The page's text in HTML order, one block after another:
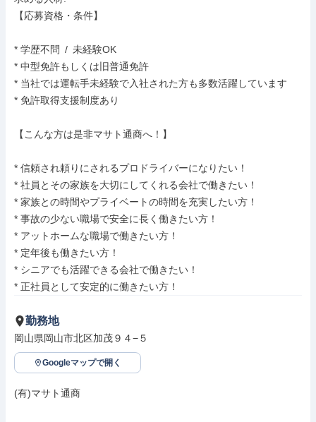
【応募資格・条件】
* 学歴不問 / 未経験OK
* 中型免許もしくは旧普通免許
* 当社では運転手未経験で入社された方も多数活躍しています
* 免許取得支援制度あり
【こんな方は是非マサト通商へ！】
* 信頼され頼りにされるプロドライバーになりたい！
* 社員とその家族を大切にしてくれる会社で働きたい！
* 家族との時間やプライベートの時間を充実したい方！
* 事故の少ない職場で安全に長く働きたい方！
* アットホームな職場で働きたい方！
* 定年後も働きたい方！
* シニアでも活躍できる会社で働きたい！
* 正社員として安定的に働きたい方！
勤務地
岡山県岡山市北区加茂９４−５
Googleマップで開く
(有)マサト通商